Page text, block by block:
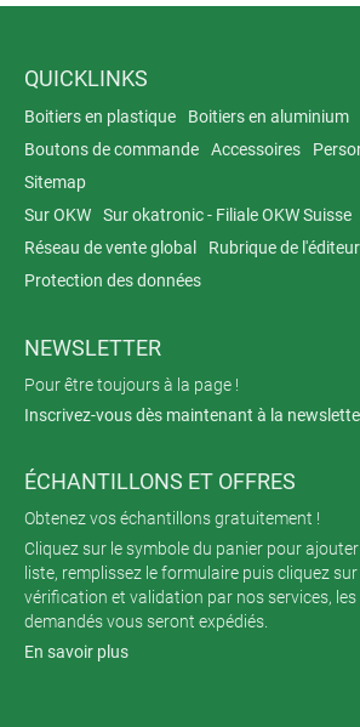
QUICKLINKS
Boitiers en plastique
Boitiers en aluminium
Boutons de commande
Accessoires
Sitemap
Sur OKW
Sur okatronic - Filiale OKW Suisse
Réseau de vente global
Rubrique de l'éditeur
Protection des données
NEWSLETTER
Pour être toujours à la page !
Inscrivez-vous dès maintenant à la
ÉCHANTILLONS ET OFFRES
Obtenez vos échantillons gratuitement !
Cliquez sur le symbole du panier pour
liste, remplissez le formulaire puis cliquez sur
vérification et validation par nos services,
demandés vous seront expédiés.
En savoir plus